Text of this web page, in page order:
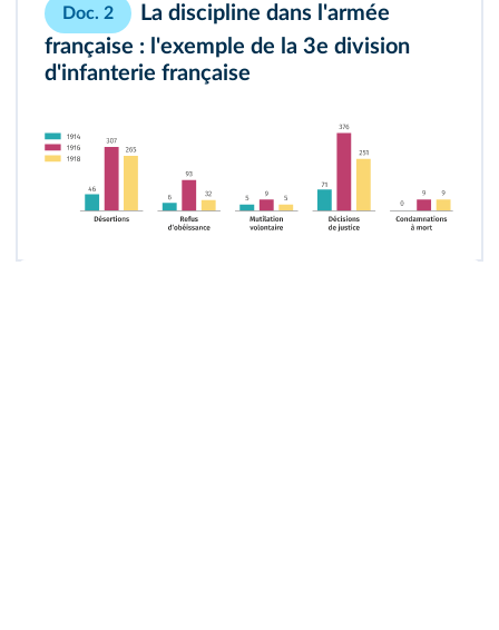
Doc. 2
La discipline dans l'armée
française : l'exemple de la 3e division
d'infanterie française